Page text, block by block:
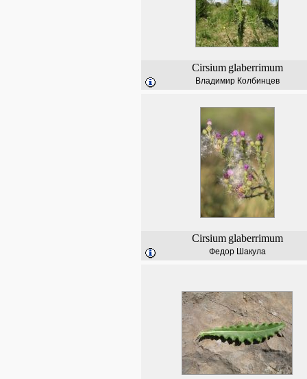
Cirsium glaberrimum
Владимир Колбинцев
Cirsium glaberrimum
Федор Шакула